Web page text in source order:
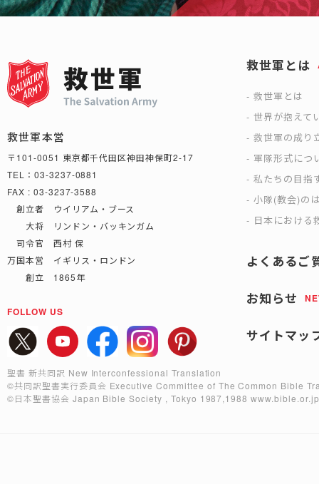
救世軍本営
〒101-0051 東京都千代田区神田神保町2-17
TEL：03-3237-0881
FAX : 03-3237-3588
創立者 ウイリアム・ブース
大将 リンドン・バッキンガム
司令官 西村 保
万国本営 イギリス・ロンドン
創立 1865年
FOLLOW US
救世軍とは
救世軍とは
世界が抱えて
救世軍の成り
軍隊形式につ
私たちの目指
小隊(教会)の
日本における
よくあるご
お知らせ
サイトマッ
聖書 新共同訳 New Interconfessional Translation
©共同訳聖書実行委員会 Executive Committee of The Common Bible
©日本聖書協会 Japan Bible Society , Tokyo 1987,1988www.bible.or.jp